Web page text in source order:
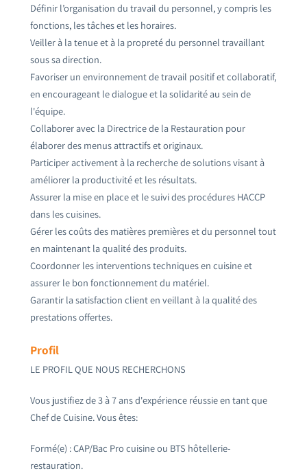
Définir l’organisation du travail du personnel, y compris les
fonctions, les tâches et les horaires.
Veiller à la tenue et à la propreté du personnel travaillant
sous sa direction.
Favoriser un environnement de travail positif et collaboratif,
en encourageant le dialogue et la solidarité au sein de
l'équipe.
Collaborer avec la Directrice de la Restauration pour
élaborer des menus attractifs et originaux.
Participer activement à la recherche de solutions visant à
améliorer la productivité et les résultats.
Assurer la mise en place et le suivi des procédures HACCP
dans les cuisines.
Gérer les coûts des matières premières et du personnel tout
en maintenant la qualité des produits.
Coordonner les interventions techniques en cuisine et
assurer le bon fonctionnement du matériel.
Garantir la satisfaction client en veillant à la qualité des
prestations offertes.
Profil
LE PROFIL QUE NOUS RECHERCHONS
Vous justifiez de 3 à 7 ans d'expérience réussie en tant que
Chef de Cuisine. Vous êtes:
Formé(e) : CAP/Bac Pro cuisine ou BTS hôtellerie-
restauration.